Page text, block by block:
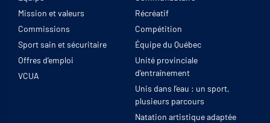
Mission et valeurs
Commissions
Sport sain et sécuritaire
Offres d’emploi
VCUA
Récréatif
Compétition
Équipe du Québec
Unité provinciale
d’entraînement
Unis dans l’eau : un sport,
plusieurs parcours
Natation artistique adaptée